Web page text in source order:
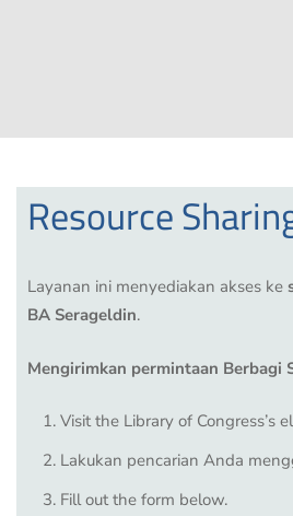
Resource
Layanan ini menyediakan akses ke
BA Serageldin.
Mengirimkan permintaan Berbagi
Visit the Library of Congress’s
Lakukan pencarian Anda
Fill out the form below.